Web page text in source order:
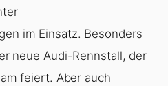
im Einsatz. Besonders
neue Audi-Rennstall, der
feiert. Aber auch